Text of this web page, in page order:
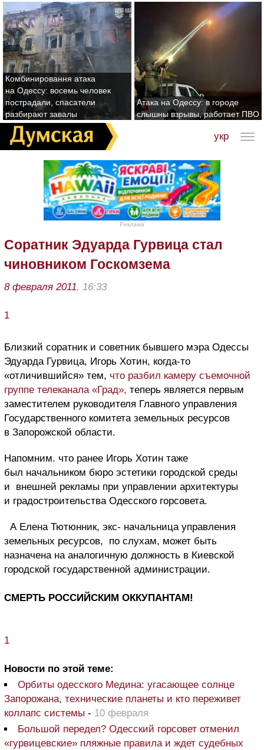
Комбинировання атака
на Одессу: восемь человек
пострадали, спасатели
разбирают завалы
Атака на Одессу: в городе
слышны взрывы, работает ПВО
укр
Реклама
Соратник Эдуарда Гурвица стал
чиновником Госкомзема
8 февраля 2011, 16:33
1
Близкий соратник и советник бывшего мэра Одессы
Эдуарда Гурвица, Игорь Хотин, когда-то
«отличившийся» тем, что разбил камеру съемочной
группе телеканала «Град», теперь является первым
заместителем руководителя Главного управления
Государственного комитета земельных ресурсов
в Запорожской области.
Напомним. что ранее Игорь Хотин таже
был начальником бюро эстетики городской среды
и внешней рекламы при управлении архитектуры
и градостроительства Одесского горсовета.
А Елена Тютюнник, экс- начальница управления
земельных ресурсов,
по слухам, может быть
назначена на аналогичную должность в Киевской
городской государственной администрации.
СМЕРТЬ РОССИЙСКИМ ОККУПАНТАМ!
1
Новости по этой теме:
Орбиты одесского Медина: угасающее солнце
Запорожана, технические планеты и кто переживет
коллапс системы - 10 февраля
Большой передел? Одесский горсовет отменил
«гурвицевские» пляжные правила и ждет судебных